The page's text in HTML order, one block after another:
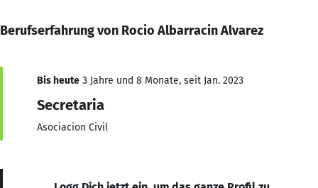
Berufserfahrung von Rocio Albarracin Alvarez
Bis heute 3 Jahre und 8 Monate, seit Jan. 2023
Secretaria
Asociacion Civil